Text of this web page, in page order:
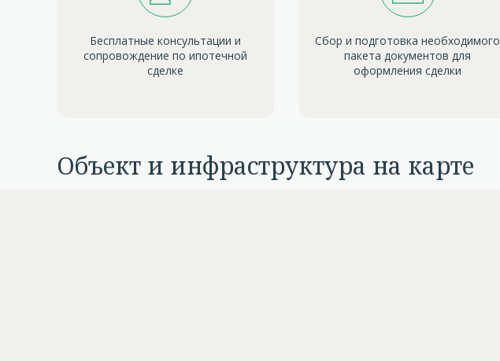
Бесплатные консультации и
сопровождение по ипотечной
сделке
Сбор и подготовка необходимого
пакета документов для
оформления сделки
Объект и инфраструктура на карте